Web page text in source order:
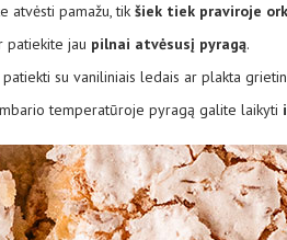
atvėsti pamažu, tik šiek tiek praviroje
patiekite jau pilnai atvėsusį pyragą.
su vaniliniais ledais ar plakta
temperatūroje pyragą galite laikyti